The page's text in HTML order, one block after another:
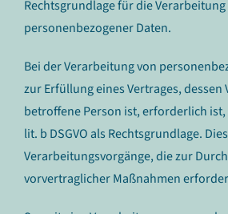
Rechtsgrundlage für die Verarbeitung
personenbezogener Daten.
Bei der Verarbeitung von
zur Erfüllung eines Vertrages,
betroffene Person ist, erforderlich ist,
lit. b DSGVO als Rechtsgrundlage.
Verarbeitungsvorgänge, die zur
vorvertraglicher Maßnahmen